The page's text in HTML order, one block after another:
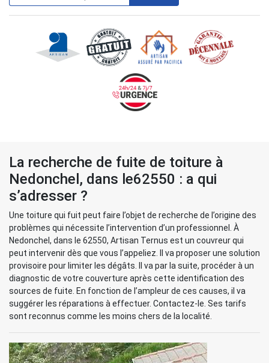
La recherche de fuite de toiture à
Nedonchel, dans le62550 : a qui
s’adresser ?
Une toiture qui fuit peut faire l’objet de recherche de l’origine des
problèmes qui nécessite l’intervention d’un professionnel. À
Nedonchel, dans le 62550, Artisan Ternus est un couvreur qui
peut intervenir dès que vous l’appeliez. Il va proposer une solution
provisoire pour limiter les dégâts. Il va par la suite, procéder à un
diagnostic de votre couverture après cette identification des
sources de fuite. En fonction de l’ampleur de ces causes, il va
suggérer les réparations à effectuer. Contactez-le. Ses tarifs
sont reconnus comme les moins chers de la localité.